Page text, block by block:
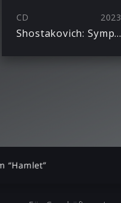
CD 2023
Shostakovich: Symphonies Nos. 2, 3, 12 & 13
“Hamlet”